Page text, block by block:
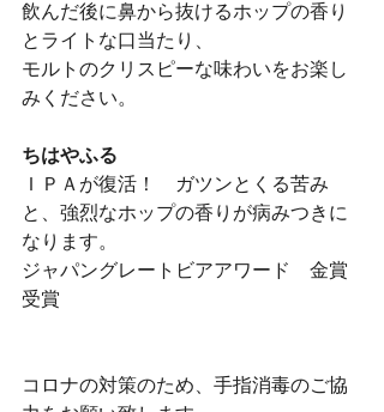
飲んだ後に鼻から抜けるホップの香り
とライトな口当たり、
モルトのクリスピーな味わいをお楽し
みください。
ちはやふる
ＩＰＡが復活！　ガツンとくる苦み
と、強烈なホップの香りが病みつきに
なります。
ジャパングレートビアアワード　金賞
受賞
コロナの対策のため、手指消毒のご協